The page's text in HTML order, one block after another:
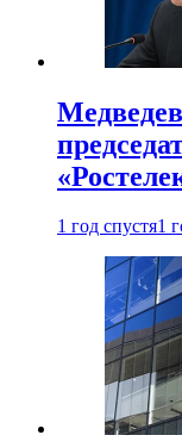
1 год спустя1